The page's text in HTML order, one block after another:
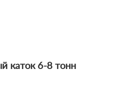
каток 6-8 тонн